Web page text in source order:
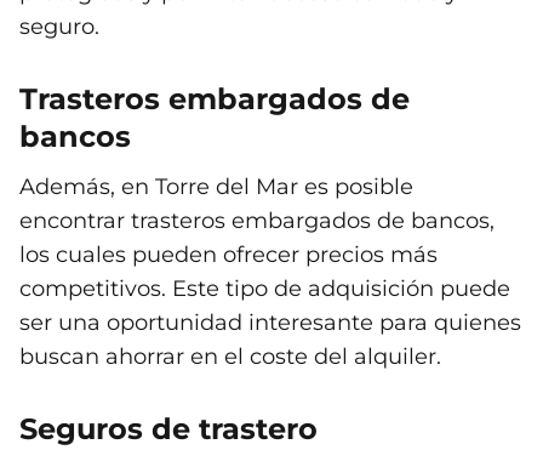
seguro.
Trasteros embargados de
bancos
Además, en Torre del Mar es posible
encontrar trasteros embargados de bancos,
los cuales pueden ofrecer precios más
competitivos. Este tipo de adquisición puede
ser una oportunidad interesante para quienes
buscan ahorrar en el coste del alquiler.
Seguros de trastero